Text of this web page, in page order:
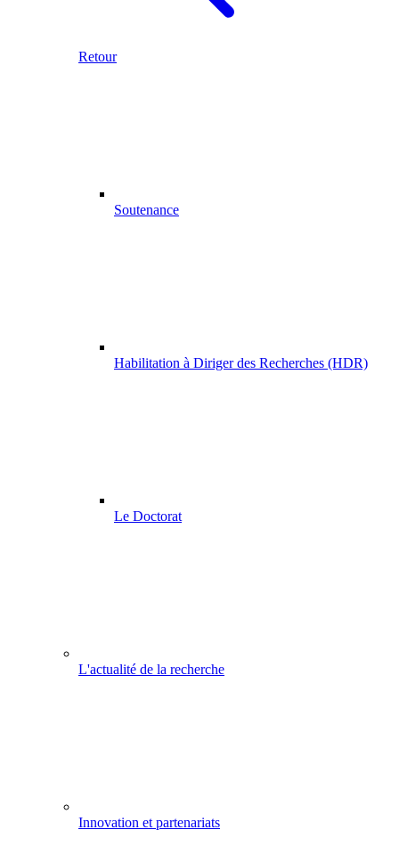
Retour
Soutenance
Habilitation à Diriger des Recherches (HDR)
Le Doctorat
L'actualité de la recherche
Innovation et partenariats